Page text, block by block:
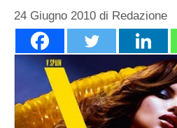
24 Giugno 2010 di Redazione